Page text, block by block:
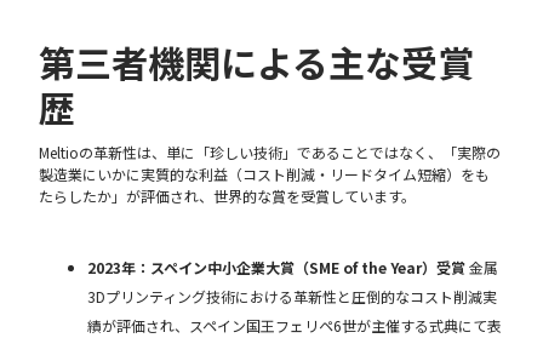
第三者機関による主な受賞
歴
Meltioの革新性は、単に「珍しい技術」であることではなく、「実際の
製造業にいかに実質的な利益（コスト削減・リードタイム短縮）をも
たらしたか」が評価され、世界的な賞を受賞しています。
2023年：スペイン中小企業大賞（SME of the Year）受賞金属
3Dプリンティング技術における革新性と圧倒的なコスト削減実
績が評価され、スペイン国王フェリペ6世が主催する式典にて表